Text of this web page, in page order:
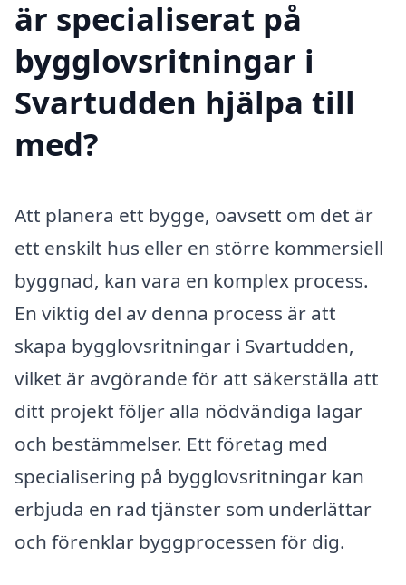
är specialiserat på
bygglovsritningar i
Svartudden hjälpa till
med?
Att planera ett bygge, oavsett om det är
ett enskilt hus eller en större kommersiell
byggnad, kan vara en komplex process.
En viktig del av denna process är att
skapa bygglovsritningar i Svartudden,
vilket är avgörande för att säkerställa att
ditt projekt följer alla nödvändiga lagar
och bestämmelser. Ett företag med
specialisering på bygglovsritningar kan
erbjuda en rad tjänster som underlättar
och förenklar byggprocessen för dig.